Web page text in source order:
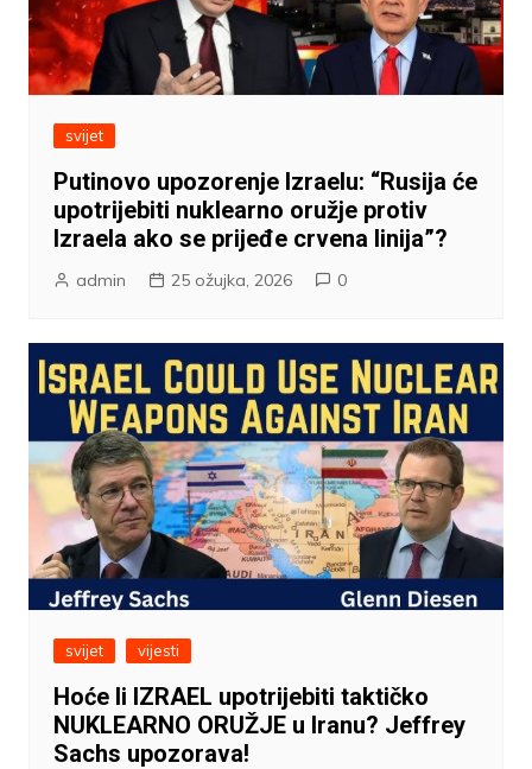
svijet
Putinovo upozorenje Izraelu: “Rusija će
upotrijebiti nuklearno oružje protiv
Izraela ako se prijeđe crvena linija”?
admin 25 ožujka, 2026 0
svijet vijesti
Hoće li IZRAEL upotrijebiti taktičko
NUKLEARNO ORUŽJE u Iranu? Jeffrey
Sachs upozorava!